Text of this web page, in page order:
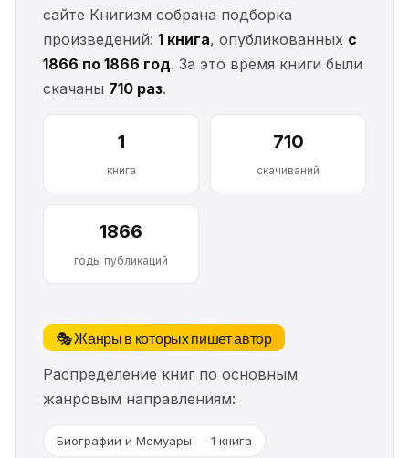
сайте Книгизм собрана подборка
произведений: 1 книга, опубликованных с
1866 по 1866 год. За это время книги были
скачаны 710 раз.
1
книга
710
скачиваний
1866
годы публикаций
🎭 Жанры в которых пишет автор
Распределение книг по основным
жанровым направлениям:
Биографии и Мемуары — 1 книга